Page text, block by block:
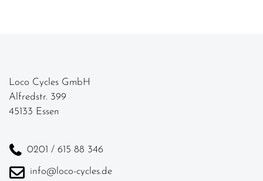
Loco Cycles GmbH
Alfredstr. 399
45133 Essen
0201 / 615 88 346
info@loco-cycles.de